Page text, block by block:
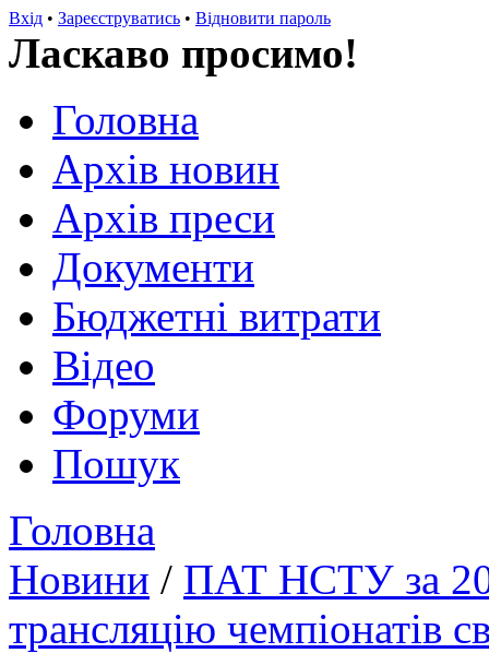
Вхід • Зареєструватись • Відновити пароль
Ласкаво просимо!
Головна
Архів новин
Архів преси
Документи
Бюджетні витрати
Відео
Форуми
Пошук
Головна
Новини / ПАТ НСТУ за 20
трансляцію чемпіонатів